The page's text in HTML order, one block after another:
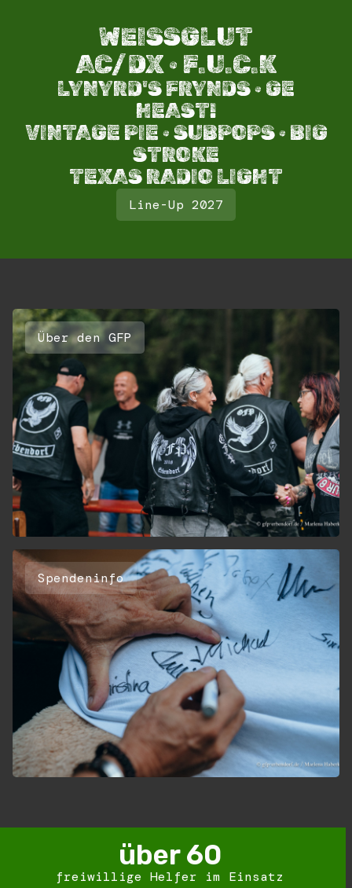
WEISSGLUT
AC/DX · F.U.C.K
LYNYRD'S FRYNDS · GE
HEAST!
VINTAGE PIE · SUBPOPS · BIG
STROKE​
TEXAS RADIO LIGHT​
Line-Up 2027
Über den GFP
Spendeninfo
freiwillige Helfer im Einsatz
über 60